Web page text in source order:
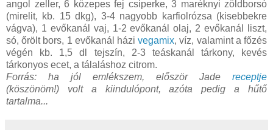
angol zeller, 6 közepes fej csiperke, 3 maréknyi zöldborsó
(mirelit, kb. 15 dkg), 3-4 nagyobb karfiolrózsa (kisebbekre
vágva), 1 evőkanál vaj, 1-2 evőkanál olaj, 2 evőkanál liszt,
só, őrölt bors, 1 evőkanál házivegamix, víz, valamint a főzés
végén kb. 1,5 dl tejszín, 2-3 teáskanál tárkony, kevés
tárkonyos ecet, a tálaláshoz citrom.
Forrás: ha jól emlékszem, először Jade receptje
(köszönöm!) volt a kiindulópont, azóta pedig a hűtő
tartalma...